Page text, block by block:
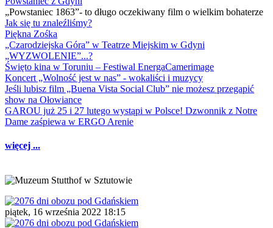
„Powstaniec 1863”- to długo oczekiwany film o wielkim bohaterze
Jak się tu znaleźliśmy?
Piękna Zośka
„Czarodziejska Góra” w Teatrze Miejskim w Gdyni
„WYZWOLENIE”...?
Święto kina w Toruniu – Festiwal EnergaCamerimage
Koncert „Wolność jest w nas” - wokaliści i muzycy
Jeśli lubisz film „Buena Vista Social Club” nie możesz przegapić
show na Ołowiance
GAROU już 25 i 27 lutego wystąpi w Polsce! Dzwonnik z Notre
Dame zaśpiewa w ERGO Arenie
więcej ...
piątek, 16 września 2022 18:15